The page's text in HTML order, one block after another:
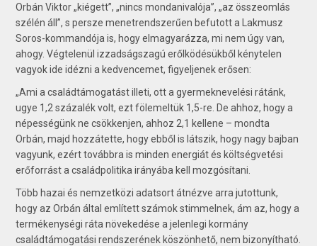
Orbán Viktor „kiégett”, „nincs mondanivalója”, „az összeomlás
szélén áll”, s persze menetrendszerűen befutott a Lakmusz
Soros-kommandója is, hogy elmagyarázza, mi nem úgy van,
ahogy. Végtelenül izzadságszagú erőlködésükből kénytelen
vagyok ide idézni a kedvencemet, figyeljenek erősen:
„Ami a családtámogatást illeti, ott a gyermeknevelési rátánk,
ugye 1,2 százalék volt, ezt fölemeltük 1,5-re. De ahhoz, hogy a
népességünk ne csökkenjen, ahhoz 2,1 kellene – mondta
Orbán, majd hozzátette, hogy ebből is látszik, hogy nagy bajban
vagyunk, ezért továbbra is minden energiát és költségvetési
erőforrást a családpolitika irányába kell mozgósítani.
Több hazai és nemzetközi adatsort átnézve arra jutottunk,
hogy az Orbán által említett számok stimmelnek, ám az, hogy a
termékenységi ráta növekedése a jelenlegi kormány
családtámogatási rendszerének köszönhető, nem bizonyítható.